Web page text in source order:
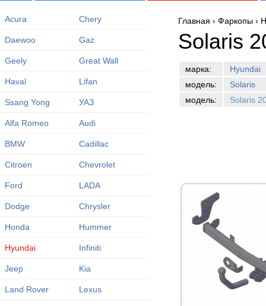
Acura Chery
Daewoo Gaz
Geely Great Wall
Haval Lifan
Ssang Yong УАЗ
Alfa Romeo Audi
BMW Cadillac
Citroen Chevrolet
Ford LADA
Dodge Chrysler
Honda Hummer
Hyundai Infiniti
Jeep Kia
Land Rover Lexus
Вы здесь
Главная › Фаркопы ›
Solaris
марка:
Hyundai
модель:
Solaris
модель:
Solaris